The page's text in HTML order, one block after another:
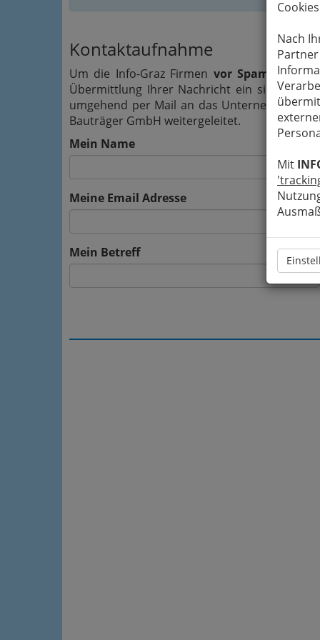
Nach
Mit
Kontaktaufnahme
Um die Info-Graz Firmen vor Spam-Mails
Übermittlung Ihrer Nachricht ein sicheres
umgehend per Mail an das Unternehmen
Bauträger GmbH weitergeleitet.
Mein Name
Meine Email Adresse
Mein Betreff